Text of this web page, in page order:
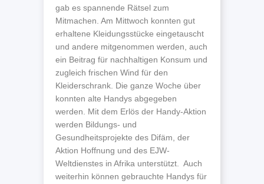
gab es spannende Rätsel zum
Mitmachen. Am Mittwoch konnten gut
erhaltene Kleidungsstücke eingetauscht
und andere mitgenommen werden, auch
ein Beitrag für nachhaltigen Konsum und
zugleich frischen Wind für den
Kleiderschrank. Die ganze Woche über
konnten alte Handys abgegeben
werden. Mit dem Erlös der Handy-Aktion
werden Bildungs- und
Gesundheitsprojekte des Difäm, der
Aktion Hoffnung und des EJW-
Weltdienstes in Afrika unterstützt. Auch
weiterhin können gebrauchte Handys für